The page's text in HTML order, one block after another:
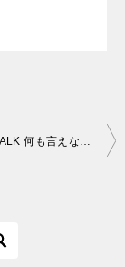
【THE JAYWALK 何も言えなくて…夏】歌ってみたに役立つ情報まとめ！